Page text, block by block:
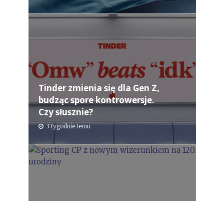
Tinder zmienia się dla Gen Z,
budząc spore kontrowersje.
Czy słusznie?
3 tygodnie temu